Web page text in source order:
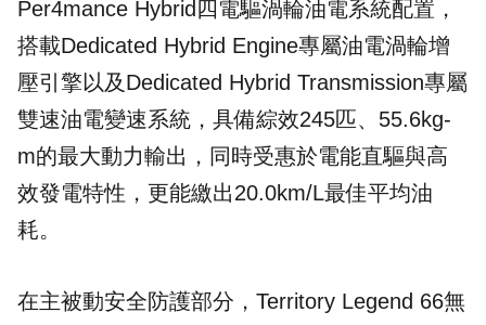
Per4mance Hybrid四電驅渦輪油電系統配置，
搭載Dedicated Hybrid Engine專屬油電渦輪增
壓引擎以及Dedicated Hybrid Transmission專屬
雙速油電變速系統，具備綜效245匹、55.6kg-
m的最大動力輸出，同時受惠於電能直驅與高
效發電特性，更能繳出20.0km/L最佳平均油
耗。
在主被動安全防護部分，Territory Legend 66無